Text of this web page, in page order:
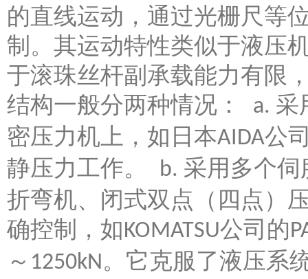
的直线运动，通过光栅尺等
制。其运动特性类似于液压
于滚珠丝杆副承载能力有限
结构一般分两种情况：
a. 采
密压力机上，如日本AIDA公
静压力工作。
b. 采用多个
折弯机、闭式双点（四点）
确控制，如KOMATSU公司的
～ 1250kN。它克服了液压系